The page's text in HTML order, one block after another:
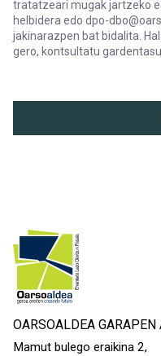
tratatzeari mugak jartzeko
helbidera edo dpo-
jakinarazpen bat bidalita.
gero, kontsultatu
Beharrezkoa
OARSOALDEA GARAPEN
Mamut bulego eraikina 2,